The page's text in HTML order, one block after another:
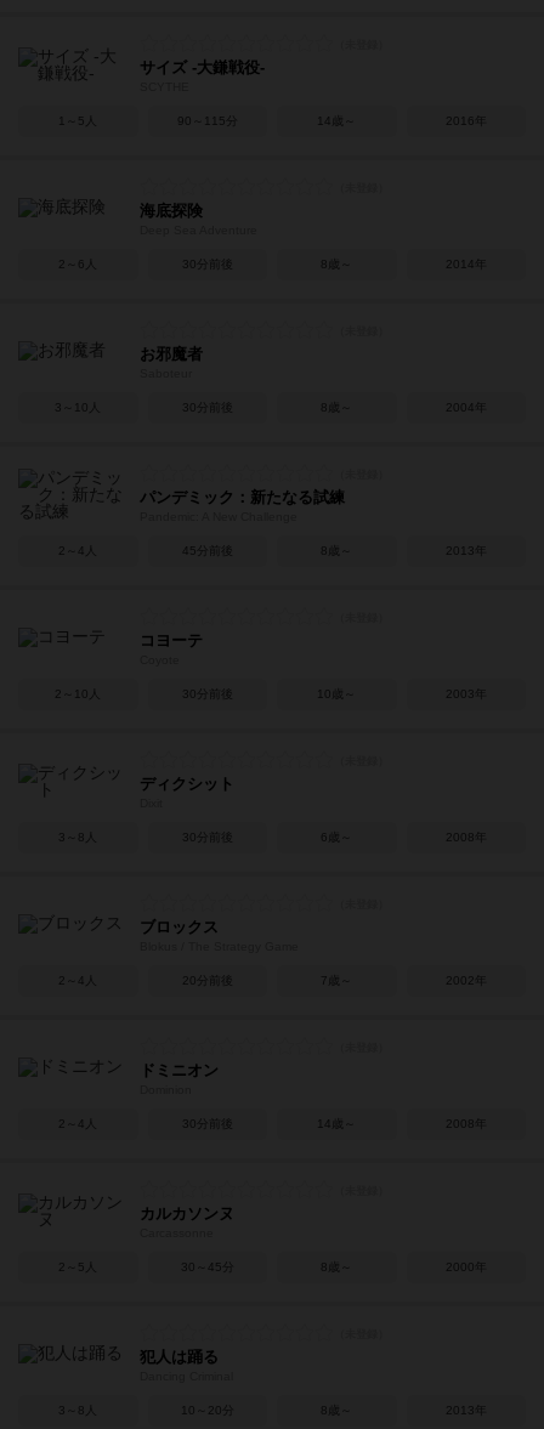
サイズ -大鎌戦役-
1～5人 90～115分 14歳～ 2016年
海底探険
2～6人 30分前後 8歳～ 2014年
お邪魔者
3～10人 30分前後 8歳～ 2004年
パンデミック：新たなる試練
2～4人 45分前後 8歳～ 2013年
コヨーテ
2～10人 30分前後 10歳～ 2003年
ディクシット
3～8人 30分前後 6歳～ 2008年
ブロックス
2～4人 20分前後 7歳～ 2002年
ドミニオン
2～4人 30分前後 14歳～ 2008年
カルカソンヌ
2～5人 30～45分 8歳～ 2000年
犯人は踊る
3～8人 10～20分 8歳～ 2013年